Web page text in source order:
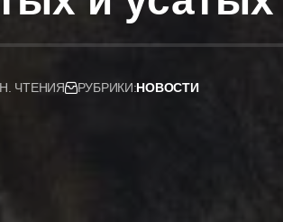
ЧТЕНИЯ РУБРИКИ:НОВОСТИ